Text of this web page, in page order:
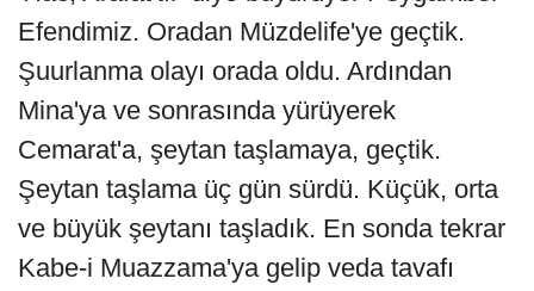
Efendimiz. Oradan Müzdelife'ye geçtik.
Şuurlanma olayı orada oldu. Ardından
Mina'ya ve sonrasında yürüyerek
Cemarat'a, şeytan taşlamaya, geçtik.
Şeytan taşlama üç gün sürdü. Küçük, orta
ve büyük şeytanı taşladık. En sonda tekrar
Kabe-i Muazzama'ya gelip veda tavafı